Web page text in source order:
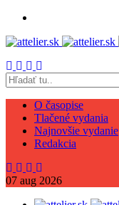
O časopise
Tlačené vydania
Najnovšie vydanie
Redakcia
07 aug 2026